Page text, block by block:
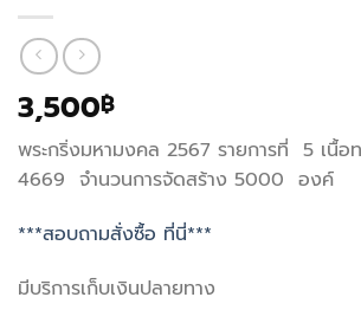
3,500฿
พระกริ่งมหามงคล 2567 รายการที่ 5 เนื้อ
4669 จำนวนการจัดสร้าง 5000 องค์
***สอบถามสั่งซื้อ ที่นี่***
มีบริการเก็บเงินปลายทาง